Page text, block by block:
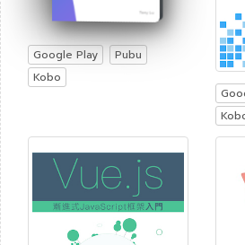
Google Play
Pubu
Kobo